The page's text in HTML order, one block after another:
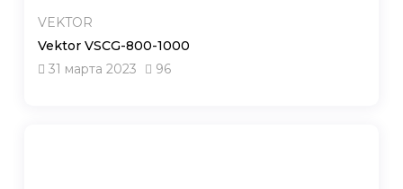
VEKTOR
Vektor VSCG-800-1000
31 марта 2023
96